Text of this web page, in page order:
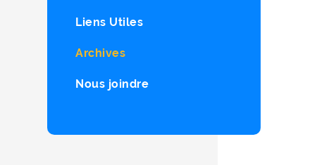
Liens Utiles
Archives
Nous joindre